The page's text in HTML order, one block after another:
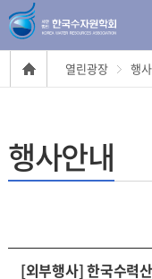
열린광장 행
행사안내
[외부행사] 한국수력